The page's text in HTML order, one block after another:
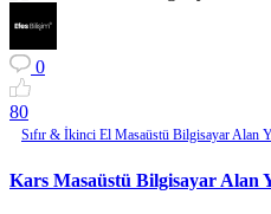
0
80
Sıfır & İkinci El Masaüstü Bilgisayar Alan
Kars Masaüstü Bilgisayar Alan